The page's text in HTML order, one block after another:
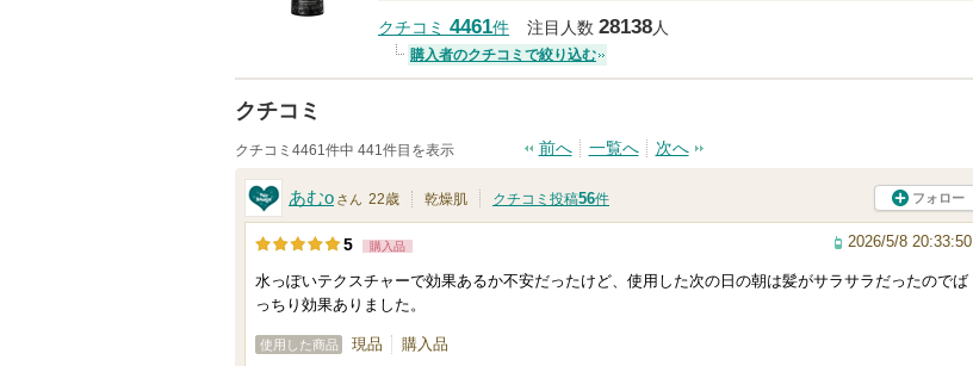
クチコミ 4461件 注目人数 28138人
購入者のクチコミで絞り込む
クチコミ
クチコミ4461件中 441件目を表示 前へ 一覧へ 次へ
あむo さん 22歳 乾燥肌 クチコミ投稿56件 フォロー
5 購入品 2026/5/8 20:33:50
水っぽいテクスチャーで効果あるか不安だったけど、使用した次の日の朝は髪がサラサラだったのでば
っちり効果ありました。
使用した商品 現品 購入品